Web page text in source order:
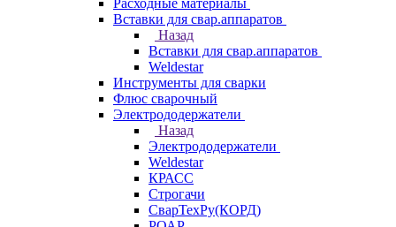
Расходные материалы
Вставки для свар.аппаратов
Назад
Вставки для свар.аппаратов
Weldestar
Инструменты для сварки
Флюс сварочный
Электрододержатели
Назад
Электрододержатели
Weldestar
КРАСС
Строгачи
СварТехРу(КОРД)